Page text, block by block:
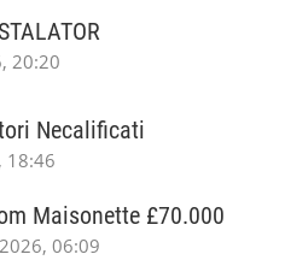
20:20
Necalificati
18:46
Maisonette £70.000
06:09